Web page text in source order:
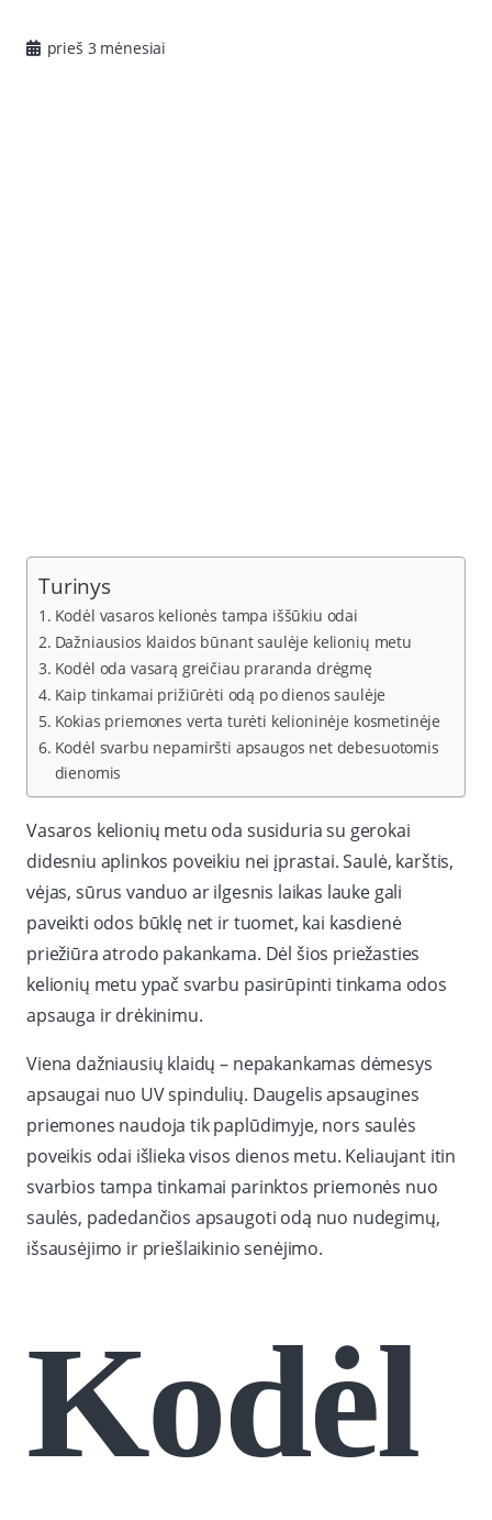
prieš 3 mėnesiai
Turinys
Kodėl vasaros kelionės tampa iššūkiu odai
Dažniausios klaidos būnant saulėje kelionių metu
Kodėl oda vasarą greičiau praranda drėgmę
Kaip tinkamai prižiūrėti odą po dienos saulėje
Kokias priemones verta turėti kelioninėje kosmetinėje
Kodėl svarbu nepamiršti apsaugos net debesuotomis
dienomis
Vasaros kelionių metu oda susiduria su gerokai
didesniu aplinkos poveikiu nei įprastai. Saulė, karštis,
vėjas, sūrus vanduo ar ilgesnis laikas lauke gali
paveikti odos būklę net ir tuomet, kai kasdienė
priežiūra atrodo pakankama. Dėl šios priežasties
kelionių metu ypač svarbu pasirūpinti tinkama odos
apsauga ir drėkinimu.
Viena dažniausių klaidų – nepakankamas dėmesys
apsaugai nuo UV spindulių. Daugelis apsaugines
priemones naudoja tik paplūdimyje, nors saulės
poveikis odai išlieka visos dienos metu. Keliaujant itin
svarbios tampa tinkamai parinktos priemonės nuo
saulės, padedančios apsaugoti odą nuo nudegimų,
išsausėjimo ir priešlaikinio senėjimo.
Kodėl